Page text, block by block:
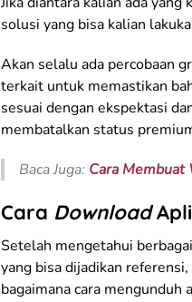
solusi yang bisa kalian
Akan selalu ada percobaan
terkait untuk memastikan
sesuai dengan ekspektasi
membatalkan status
Baca Juga: Cara
Cara Download
Setelah mengetahui
yang bisa dijadikan
bagaimana cara